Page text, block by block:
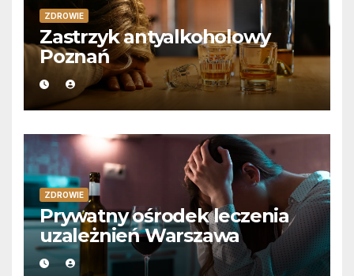
ZDROWIE
Zastrzyk antyalkoholowy
Poznań
ZDROWIE
Prywatny ośrodek leczenia
uzależnień Warszawa